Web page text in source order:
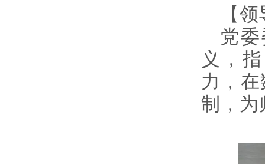
【
党
义，
力，
制，为